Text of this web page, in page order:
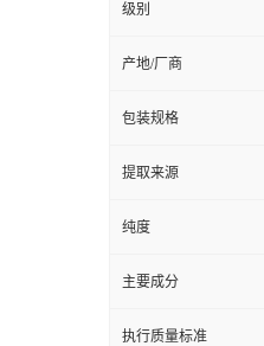
级别
产地/厂商
包装规格
提取来源
纯度
主要成分
执行质量标准